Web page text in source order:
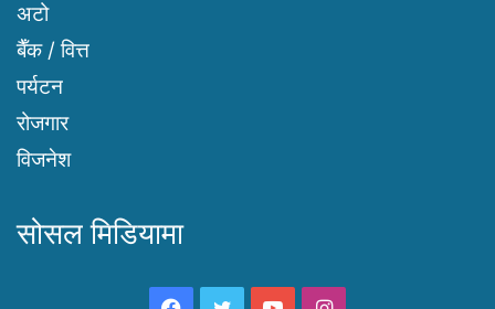
अटो
बैँक / वित्त
पर्यटन
रोजगार
विजनेश
सोसल मिडियामा